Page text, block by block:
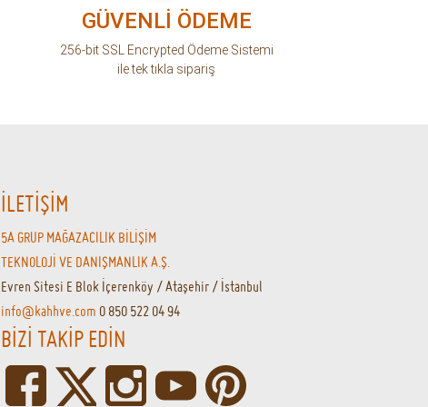
GÜVENLİ ÖDEME
256-bit SSL Encrypted Ödeme Sistemi
ile tek tıkla sipariş
İLETİŞİM
5A GRUP MAĞAZACILIK BİLİŞİM
TEKNOLOJİ VE DANIŞMANLIK A.Ş.
Evren Sitesi E Blok İçerenköy / Ataşehir / İstanbul
info@kahhve.com 0 850 522 04 94
BİZİ TAKİP EDİN